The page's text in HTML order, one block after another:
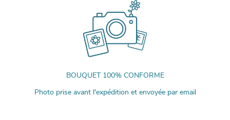
BOUQUET 100% CONFORME
Photo prise avant l'expédition et envoyée par email